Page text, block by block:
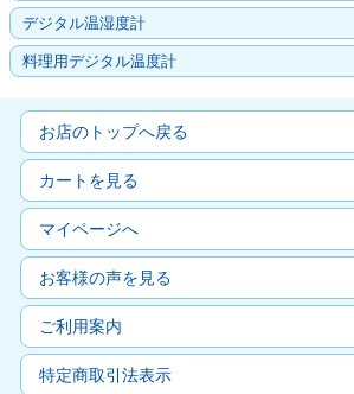
デジタル温湿度計
料理用デジタル温度計
お店のトップへ戻る
カートを見る
マイページへ
お客様の声を見る
ご利用案内
特定商取引法表示